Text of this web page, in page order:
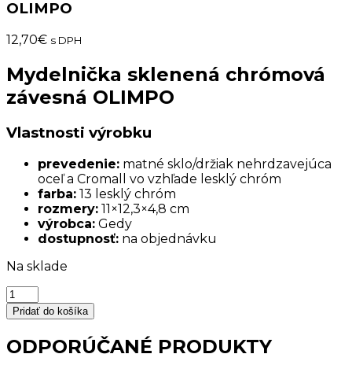
OLIMPO
12,70€ s DPH
Mydelnička sklenená chrómová
závesná OLIMPO
Vlastnosti výrobku
prevedenie: matné sklo/držiak nehrdzavejúca
oceľ a Cromall vo vzhľade lesklý chróm
farba: 13 lesklý chróm
rozmery: 11×12,3×4,8 cm
výrobca: Gedy
dostupnosť: na objednávku
Na sklade
množstvo
Mydelnička
sklenená
chrómová
závesná
Pridať do košíka
ODPORÚČANÉ PRODUKTY